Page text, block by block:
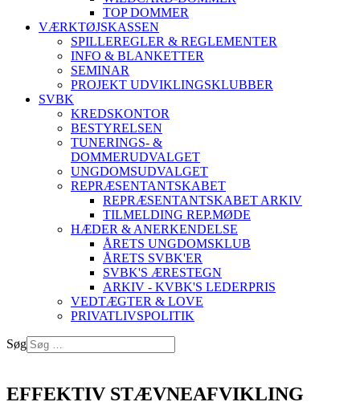
TOP DOMMER
VÆRKTØJSKASSEN
SPILLEREGLER & REGLEMENTER
INFO & BLANKETTER
SEMINAR
PROJEKT UDVIKLINGSKLUBBER
SVBK
KREDSKONTOR
BESTYRELSEN
TUNERINGS- &
DOMMERUDVALGET
UNGDOMSUDVALGET
REPRÆSENTANTSKABET
REPRÆSENTANTSKABET ARKIV
TILMELDING REP.MØDE
HÆDER & ANERKENDELSE
ÅRETS UNGDOMSKLUB
ÅRETS SVBK'ER
SVBK'S ÆRESTEGN
ARKIV - KVBK'S LEDERPRIS
VEDTÆGTER & LOVE
PRIVATLIVSPOLITIK
Søg
EFFEKTIV STÆVNEAFVIKLING